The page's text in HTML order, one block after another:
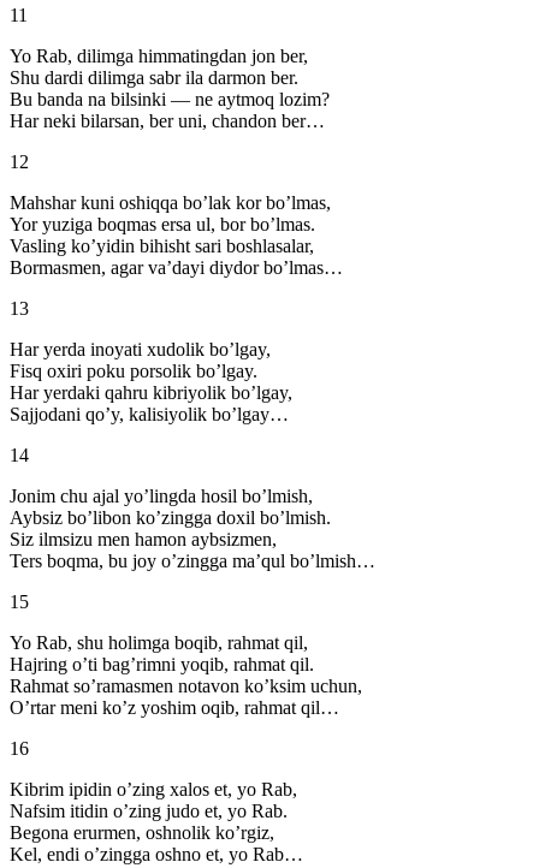
11
Yo Rab, dilimga himmatingdan jon ber,
Shu dardi dilimga sabr ila darmon ber.
Bu banda na bilsinki — ne aytmoq lozim?
Har neki bilarsan, ber uni, chandon ber…
12
Mahshar kuni oshiqqa bo’lak kor bo’lmas,
Yor yuziga boqmas ersa ul, bor bo’lmas.
Vasling ko’yidin bihisht sari boshlasalar,
Bormasmen, agar va’dayi diydor bo’lmas…
13
Har yerda inoyati xudolik bo’lgay,
Fisq oxiri poku porsolik bo’lgay.
Har yerdaki qahru kibriyolik bo’lgay,
Sajjodani qo’y, kalisiyolik bo’lgay…
14
Jonim chu ajal yo’lingda hosil bo’lmish,
Aybsiz bo’libon ko’zingga doxil bo’lmish.
Siz ilmsizu men hamon aybsizmen,
Ters boqma, bu joy o’zingga ma’qul bo’lmish…
15
Yo Rab, shu holimga boqib, rahmat qil,
Hajring o’ti bag’rimni yoqib, rahmat qil.
Rahmat so’ramasmen notavon ko’ksim uchun,
O’rtar meni ko’z yoshim oqib, rahmat qil…
16
Kibrim ipidin o’zing xalos et, yo Rab,
Nafsim itidin o’zing judo et, yo Rab.
Begona erurmen, oshnolik ko’rgiz,
Kel, endi o’zingga oshno et, yo Rab…